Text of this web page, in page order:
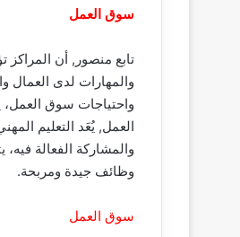
سوق العمل
تابع منصور, أن
والمهارات لدى العمال
واحتياجات سوق
العمل, يُعَد التعليم
والمشاركة الفعالة
وظائف جيدة ومربحة.
سوق العمل